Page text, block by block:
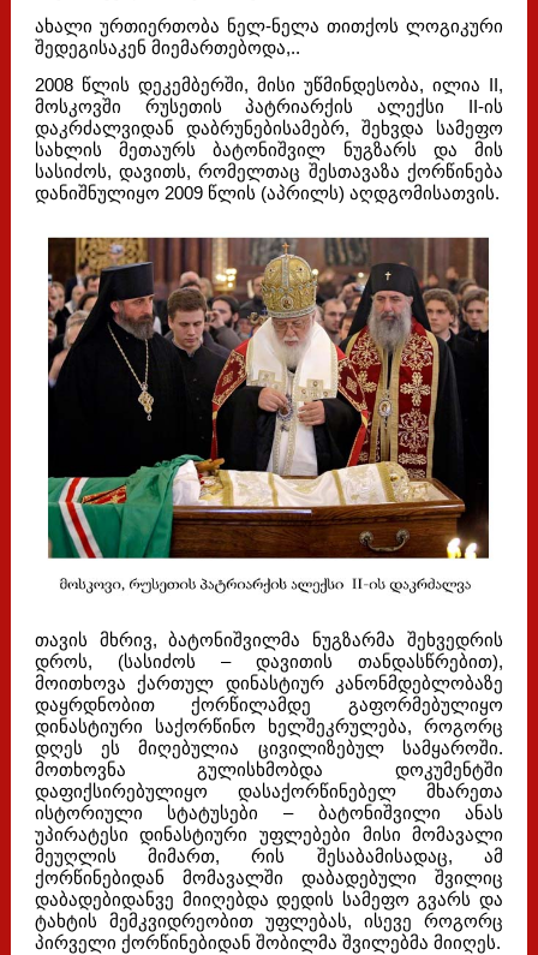
ახალი ურთიერთობა ნელ-ნელა თითქოს ლოგიკური
შედეგისაკენ მიემართებოდა,..
2008 წლის დეკემბერში, მისი უწმინდესობა, ილია II,
მოსკოვში რუსეთის პატრიარქის ალექსი II-ის
დაკრძალვიდან დაბრუნებისამებრ, შეხვდა სამეფო
სახლის მეთაურს ბატონიშვილ ნუგზარს და მის
სასიძოს, დავითს, რომელთაც შესთავაზა ქორწინება
დანიშნულიყო 2009 წლის (აპრილს) აღდგომისათვის.
თავის მხრივ, ბატონიშვილმა ნუგზარმა შეხვედრის
დროს, (სასიძოს – დავითის თანდასწრებით),
მოითხოვა ქართულ დინასტიურ კანონმდებლობაზე
დაყრდნობით ქორწილამდე გაფორმებულიყო
დინასტიური საქორწინო ხელშეკრულება, როგორც
დღეს ეს მიღებულია ცივილიზებულ სამყაროში.
მოთხოვნა გულისხმობდა დოკუმენტში
დაფიქსირებულიყო დასაქორწინებელ მხარეთა
ისტორიული სტატუსები – ბატონიშვილი ანას
უპირატესი დინასტიური უფლებები მისი მომავალი
მეუღლის მიმართ, რის შესაბამისადაც, ამ
ქორწინებიდან მომავალში დაბადებული შვილიც
დაბადებიდანვე მიიღებდა დედის სამეფო გვარს და
ტახტის მემკვიდრეობით უფლებას, ისევე როგორც
პირველი ქორწინებიდან შობილმა შვილებმა მიიღეს.